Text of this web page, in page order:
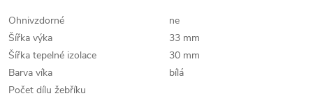
Ohnivzdorné
ne
Šířka výka
33 mm
Šířka tepelné izolace
30 mm
Barva víka
bílá
Počet dílu žebříku